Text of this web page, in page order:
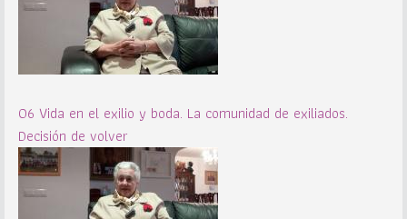
06 Vida en el exilio y boda. La comunidad de exiliados.
Decisión de volver